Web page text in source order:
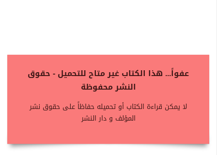
عفواً... هذا الكتاب غير متاح للتحميل - حقوق
النشر محفوظة
لا يمكن قراءة الكتاب أو تحميله حفاظاً على حقوق نشر
المؤلف و دار النشر